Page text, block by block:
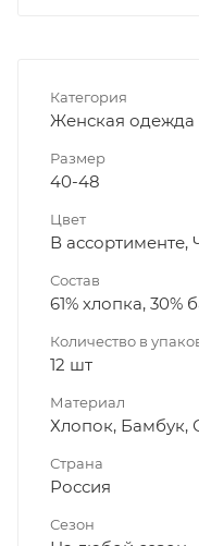
Категория
Женская одежда
Размер
40-48
Цвет
В
Состав
61% хлопка, 30%
Количество в
12 шт
Материал
Хлопок, Бамбук,
Страна
Россия
Сезон